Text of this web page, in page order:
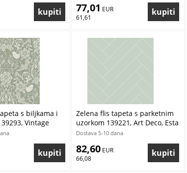
77,01 EUR
61,61
s biljkama i
Vintage
Home
Zelena flis tapeta s parketnim
uzorkom 139221, Art Deco, Esta
Dostava 5-10 dana
82,60 EUR
66,08